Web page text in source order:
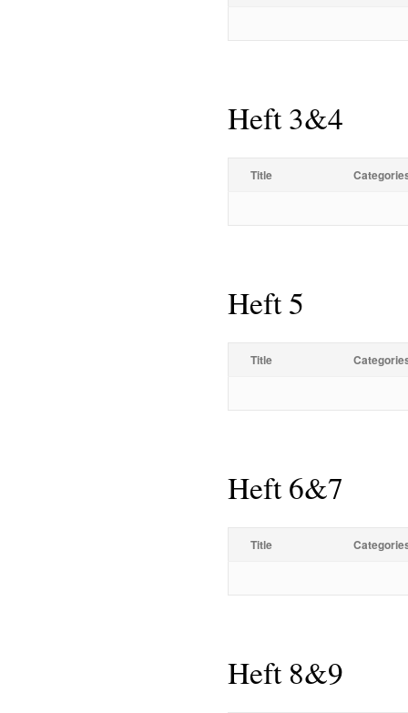
Heft 3&4
Title
Heft 5
Title
Heft 6&7
Title
Heft 8&9